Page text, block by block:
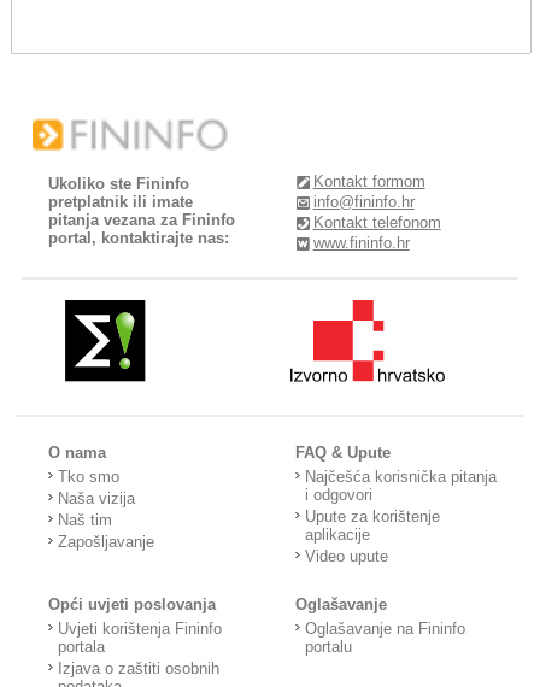
Ukoliko ste Fininfo
pretplatnik ili imate
pitanja vezana za Fininfo
portal, kontaktirajte nas:
Kontakt formom
info@fininfo.hr
Kontakt telefonom
www.fininfo.hr
O nama
Tko smo
Naša vizija
Naš tim
Zapošljavanje
FAQ & Upute
Najčešća korisnička pitanja
i odgovori
Upute za korištenje
aplikacije
Video upute
Opći uvjeti poslovanja
Uvjeti korištenja Fininfo
portala
Izjava o zaštiti osobnih
Oglašavanje
Oglašavanje na Fininfo
portalu